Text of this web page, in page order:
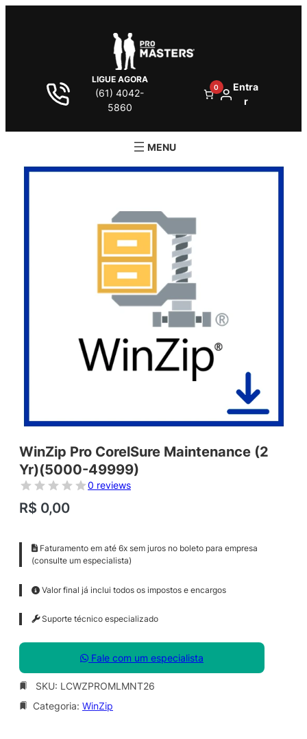
LIGUE AGORA
(61) 4042-
5860
0
Entra
r
WinZip Pro CorelSure Maintenance (2
Yr)(5000-49999)
0 reviews
R$ 0,00
Faturamento em até 6x sem juros no boleto para empresa
(consulte um especialista)
Valor final já inclui todos os impostos e encargos
Suporte técnico especializado
Fale com um especialista
SKU: LCWZPROMLMNT26
Categoria: WinZip